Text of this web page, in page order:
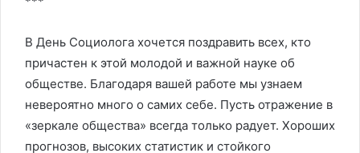
В День Социолога хочется поздравить всех, кто
причастен к этой молодой и важной науке об
обществе. Благодаря вашей работе мы узнаем
невероятно много о самих себе. Пусть отражение в
«зеркале общества» всегда только радует. Хороших
прогнозов, высоких статистик и стойкого